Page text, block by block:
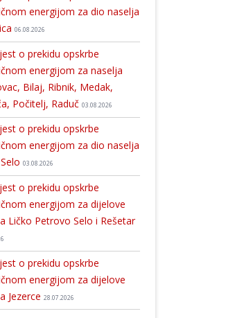
energijom za dio naselja
06.08.2026
o prekidu opskrbe
energijom za naselja
Bilaj, Ribnik, Medak,
Počitelj, Raduč 03.08.2026
o prekidu opskrbe
energijom za dio naselja
03.08.2026
o prekidu opskrbe
energijom za dijelove
Ličko Petrovo Selo i Rešetar
o prekidu opskrbe
energijom za dijelove
Jezerce 28.07.2026